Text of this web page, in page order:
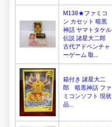
M138★ファミコ
ン カセット 暗黒
神話 ヤマトタケル
伝説 諸星大二郎
古代アドベンチャ
ーゲーム 取...
箱付き 諸星大二
郎 暗黒神話 ファ
ミコンソフト 現状
品...